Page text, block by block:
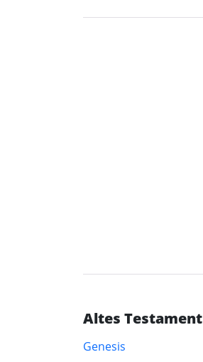
Altes Testament
Genesis